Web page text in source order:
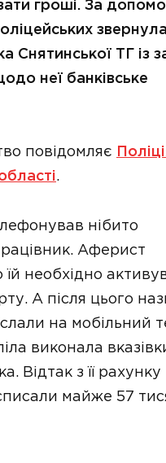
гроші. За
Снятинської ТГ із
неї банківське
повідомляє
.
нібито
Аферист
необхідно
А після цього
на мобільний
виконала
Відтак з її рахунку
майже 57